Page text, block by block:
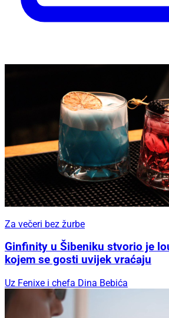
Za večeri bez žurbe
Ginfinity u Šibeniku stvorio je
kojem se gosti uvijek vraćaju
Uz Fenixe i chefa Dina Bebića